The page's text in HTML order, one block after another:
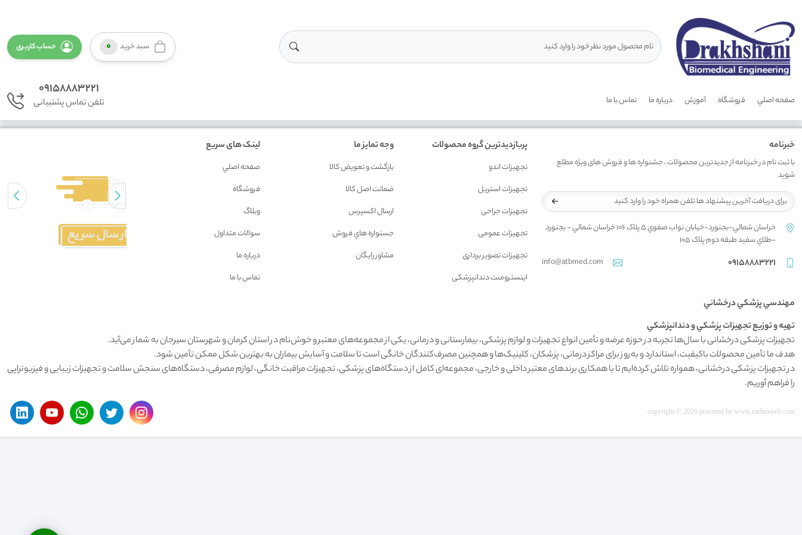
سبد خرید 0 حساب کاربری
صفحه اصلي فروشگاه آموزش درباره ما تماس با ما
09158883221
تلفن تماس پشتیبانی
خبرنامه
با ثبت نام در خبرنامه از جدیدترین محصولات ، جشنواره ها و فروش های ویژه مطلع
شوید
خراسان شمالي-بجنورد-خيابان نواب صفوي 5 پلاک 106 خراسان شمالي - بجنورد
-طلاي سفيد طبقه دوم پلاک 105
09158883221
info@atbmed.com
پربازدیدترین گروه محصولات
تجهیزات اندو
تجهیزات استریل
تجهیزات جراحی
تجهیزات عمومی
تجهیزات تصویر برداری
اینسترومنت دندانپزشکی
وجه تمایز ما
بازگشت و تعويض کالا
ضمانت اصل کالا
ارسال اکسپرس
جسنواره هاي فروش
مشاور رايگان
لینک های سریع
صفحه اصلي
فروشگاه
وبلاگ
سوالات متداول
درباره ما
تماس با ما
مهندسي پزشکي درخشاني
تهيه و توزيع تجهيزات پزشکي و دندانپزشکي
تجهیزات پزشکی درخشانی با سال‌ها تجربه در حوزه عرضه و تأمین انواع تجهیزات و لوازم پزشکی، بیمارستانی و درمانی، یکی از مجموعه‌های معتبر و خوش‌نام در استان کرمان و شهرستان سیرجان به شمار می‌آید.
هدف ما تأمین محصولات باکیفیت، استاندارد و به‌روز برای مراکز درمانی، پزشکان، کلینیک‌ها و همچنین مصرف‌کنندگان خانگی است تا سلامت و آسایش بیماران به بهترین شکل ممکن تأمین شود.
در تجهیزات پزشکی درخشانی، همواره تلاش کرده‌ایم تا با همکاری برندهای معتبر داخلی و خارجی، مجموعه‌ای کامل از دستگاه‌های پزشکی، تجهیزات مراقبت خانگی، لوازم مصرفی، دستگاه‌های سنجش سلامت و تجهیزات زیبایی و فیزیوتراپی
را فراهم آوریم.
copyright © 2026 powered by www.rashinweb.com